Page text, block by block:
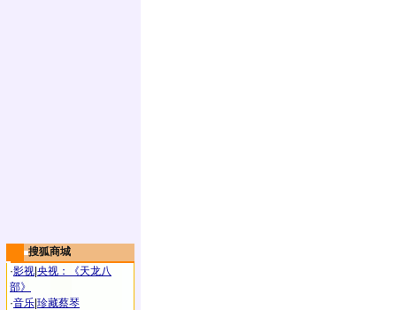
搜狐商城
·影视 央视：《天龙八
部》
·音乐 珍藏蔡琴